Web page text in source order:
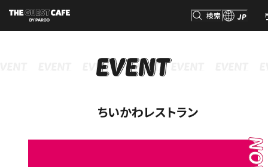
検索 JP
検索
ちいかわレストラン